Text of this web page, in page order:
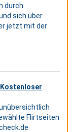
durch
sich über
jetzt mit der
Flirtseiten